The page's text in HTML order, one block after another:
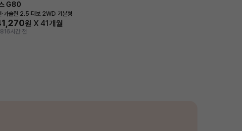
G80
·가솔린 2.5 터보 2WD 기본형
원 X 41개월
16시간 전